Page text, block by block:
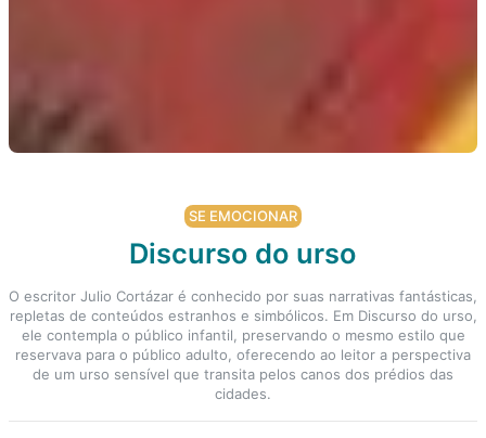
SE EMOCIONAR
Discurso do urso
O escritor Julio Cortázar é conhecido por suas narrativas fantásticas,
repletas de conteúdos estranhos e simbólicos. Em Discurso do urso,
ele contempla o público infantil, preservando o mesmo estilo que
reservava para o público adulto, oferecendo ao leitor a perspectiva
de um urso sensível que transita pelos canos dos prédios das
cidades.